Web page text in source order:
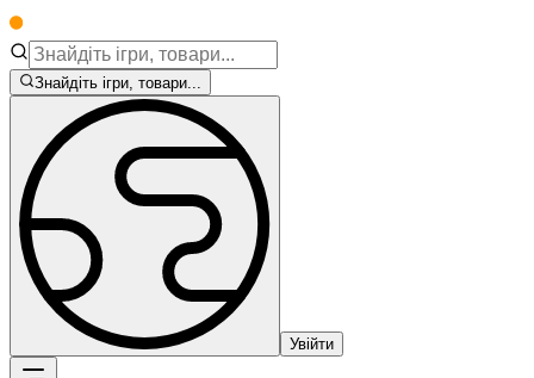
Знайдіть ігри, товари...
Увійти